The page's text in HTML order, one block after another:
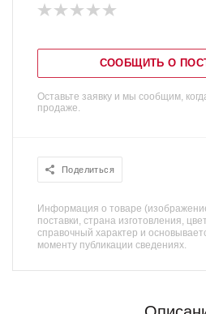
СООБЩИТЬ О
Оставьте заявку и мы сообщим,
продаже.
Поделиться
Информация о товаре
поставки, страна изготовления,
справочный характер и
моменту публикации сведениях.